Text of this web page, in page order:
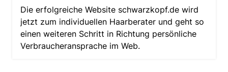
Die erfolgreiche Website schwarzkopf.de wird
jetzt zum individuellen Haarberater und geht so
einen weiteren Schritt in Richtung persönliche
Verbraucheransprache im Web.